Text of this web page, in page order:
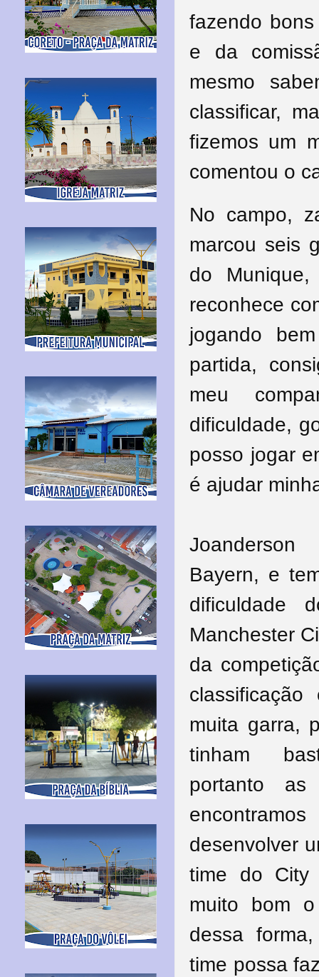
fazendo
e da
mesmo
classificar,
fizemos um
comentou o
No campo,
marcou seis
do
reconhece
jogando
partida,
meu
dificuldade,
posso jogar
é ajudar
Bayern, e
dificuldade
Manchester
da
muita garra,
tinham
portanto as
desenvolver
time do City
muito bom
dessa
time possa